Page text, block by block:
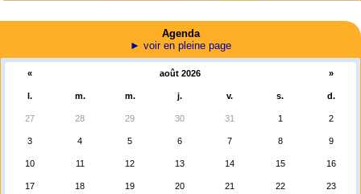
Agenda
► voir en pleine page
« août 2026 »
l. m. m. j. v. s. d.
27 28 29 30 31 1 2
3 4 5 6 7 8 9
10 11 12 13 14 15 16
17 18 19 20 21 22 23